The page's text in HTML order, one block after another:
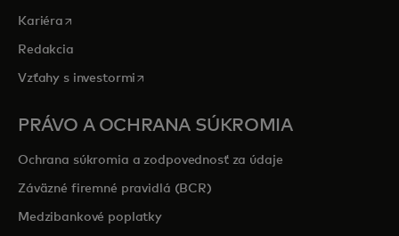
Kariéra opens in a new tab
Redakcia
Vzťahy s investormi opens in a new tab
PRÁVO A OCHRANA SÚKROMIA
Ochrana súkromia a zodpovednosť za údaje
Záväzné firemné pravidlá (BCR)
Medzibankové poplatky